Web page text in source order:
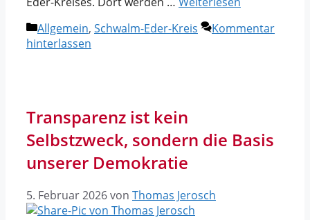
Kategorien
Allgemein, Schwalm-Eder-Kreis
Kommentar
hinterlassen
Transparenz ist kein
Selbstzweck, sondern die Basis
unserer Demokratie
5. Februar 2026von Thomas Jerosch